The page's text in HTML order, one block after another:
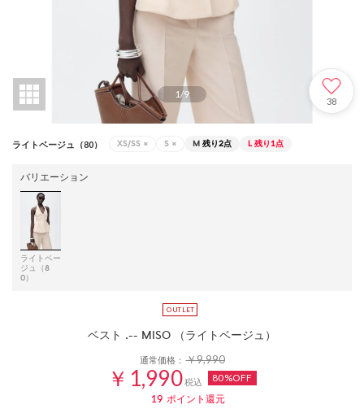
1/9
38
ライトベージュ（80） XS/SS × S × M 残り2点 L 残り1点
バリエーション
ライトベー
ジュ（8
0）
ベスト .-- MISO （ライトベージュ）
通常価格：￥9,990
￥1,990税込 80%OFF
19 ポイント還元